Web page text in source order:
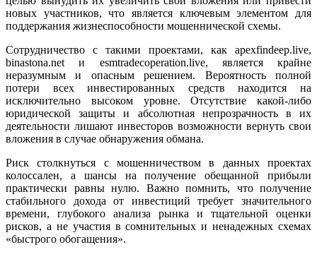
новых участников, что является ключевым элементом для
поддержания жизнеспособности мошеннической схемы.
Сотрудничество с такими проектами, как apexfindeep.live,
binastona.net и esmtradecoperation.live, является крайне
неразумным и опасным решением. Вероятность полной
потери всех инвестированных средств находится на
исключительно высоком уровне. Отсутствие какой-либо
юридической защиты и абсолютная непрозрачность в их
деятельности лишают инвесторов возможности вернуть свои
вложения в случае обнаружения обмана.
Риск столкнуться с мошенничеством в данных проектах
колоссален, а шансы на получение обещанной прибыли
практически равны нулю. Важно помнить, что получение
стабильного дохода от инвестиций требует значительного
времени, глубокого анализа рынка и тщательной оценки
рисков, а не участия в сомнительных и ненадежных схемах
«быстрого обогащения».